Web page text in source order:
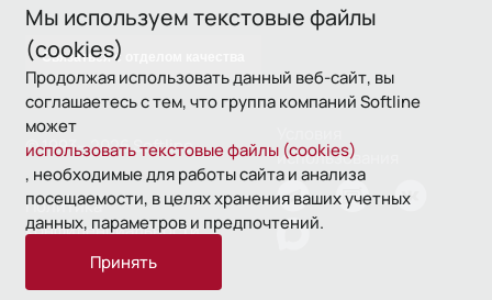
Мы используем текстовые файлы
(cookies)
Продолжая использовать данный веб-сайт, вы
соглашаетесь с тем, что группа компаний Softline
может
использовать текстовые файлы (cookies)
, необходимые для работы сайта и анализа
посещаемости, в целях хранения ваших учетных
данных, параметров и предпочтений.
Принять
Связаться с отделом качества
© 1993—2026 Softline
использования
Политика
конфиденциальности